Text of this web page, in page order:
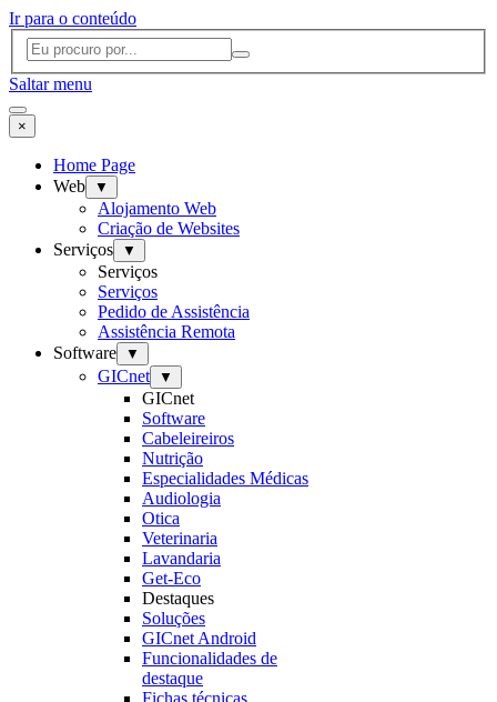
Ir para o conteúdo
Saltar menu
×
Home Page
Web
▼
Alojamento Web
Criação de Websites
Serviços
▼
Serviços
Serviços
Pedido de Assistência
Assistência Remota
Software
▼
GICnet ▼
GICnet
Software
Cabeleireiros
Nutrição
Especialidades Médicas
Audiologia
Otica
Veterinaria
Lavandaria
Get-Eco
Destaques
Soluções
GICnet Android
Funcionalidades de
destaque
Fichas técnicas